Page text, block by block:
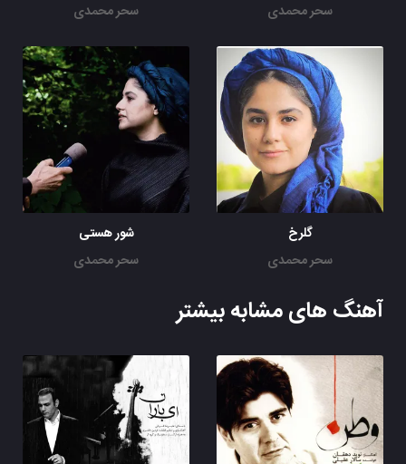
سحر محمدی
سحر محمدی
گلرخ
سحر محمدی
شور هستی
سحر محمدی
آهنگ های مشابه بیشتر